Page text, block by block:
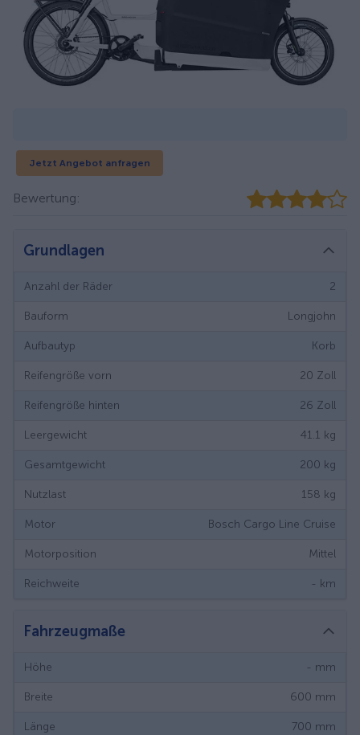
Jetzt Angebot anfragen
Bewertung:
Grundlagen
Anzahl der Räder 2
Bauform Longjohn
Aufbautyp Korb
Reifengröße vorn 20 Zoll
Reifengröße hinten 26 Zoll
Leergewicht 41.1 kg
Gesamtgewicht 200 kg
Nutzlast 158 kg
Motor Bosch Cargo Line Cruise
Motorposition Mittel
Reichweite - km
Fahrzeugmaße
Höhe - mm
Breite 600 mm
Länge 700 mm